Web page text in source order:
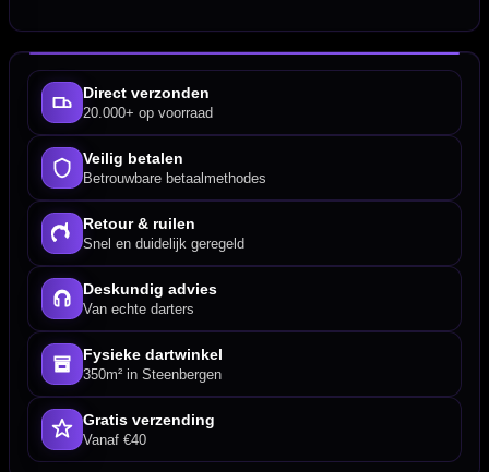
Direct verzonden
20.000+ op voorraad
Veilig betalen
Betrouwbare betaalmethodes
Retour & ruilen
Snel en duidelijk geregeld
Deskundig advies
Van echte darters
Fysieke dartwinkel
350m² in Steenbergen
Gratis verzending
Vanaf €40